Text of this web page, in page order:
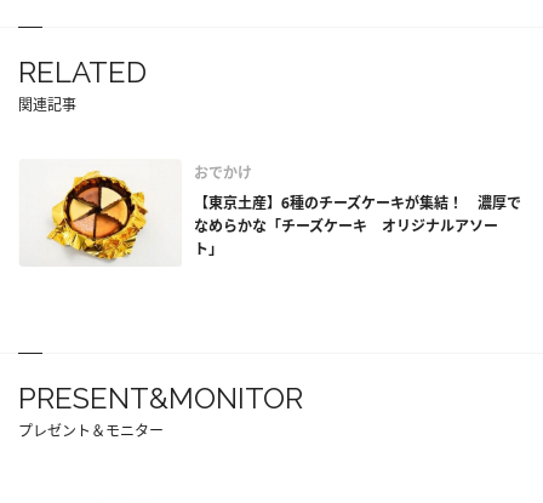
RELATED
関連記事
おでかけ
【東京土産】6種のチーズケーキが集結！ 濃厚で
なめらかな「チーズケーキ オリジナルアソー
ト」
PRESENT&MONITOR
プレゼント＆モニター